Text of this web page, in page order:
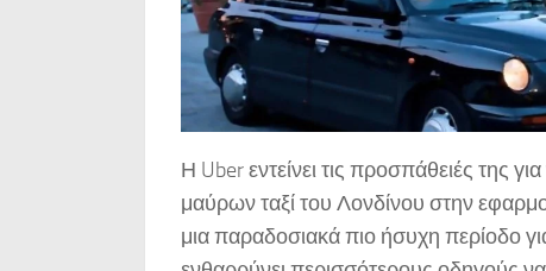
Η Uber εντείνει τις προσπάθειές της
μαύρων ταξί του Λονδίνου στην
μια παραδοσιακά πιο ήσυχη περίοδο